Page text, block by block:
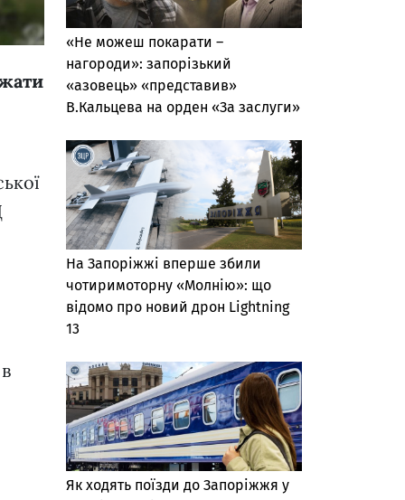
«Не можеш покарати –
нагороди»: запорізький
«азовець» «представив»
В.Кальцева на орден «За заслуги»
На Запоріжжі вперше збили
чотиримоторну «Молнію»: що
відомо про новий дрон Lightning
13
Як ходять поїзди до Запоріжжя у